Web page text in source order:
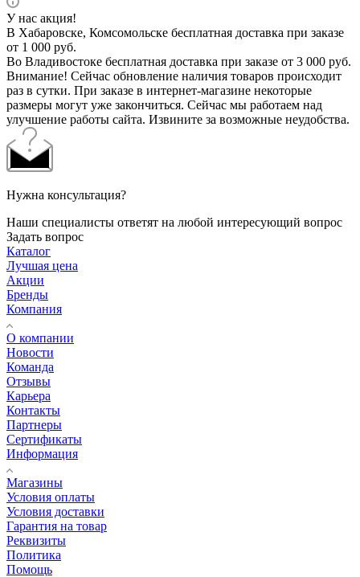
У нас акция!
В Хабаровске, Комсомольске бесплатная доставка при заказе
от 1 000 руб.
Во Владивостоке бесплатная доставка при заказе от 3 000 руб.
Внимание! Сейчас обновление наличия товаров происходит
раз в сутки. При заказе в интернет-магазине некоторые
размеры могут уже закончиться. Сейчас мы работаем над
улучшение работы сайта. Извините за возможные неудобства.
Нужна консультация?
Наши специалисты ответят на любой интересующий вопрос
Задать вопрос
Каталог
Лучшая цена
Акции
Бренды
Компания
О компании
Новости
Команда
Отзывы
Карьера
Контакты
Партнеры
Сертификаты
Информация
Магазины
Условия оплаты
Условия доставки
Гарантия на товар
Реквизиты
Политика
Помощь